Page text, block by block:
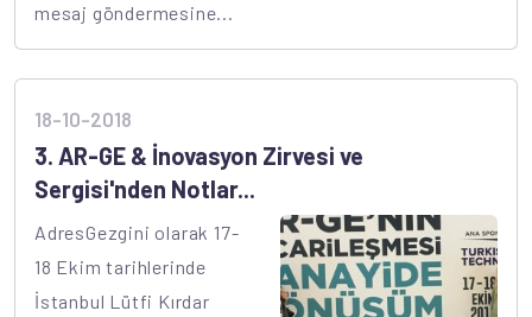
mesaj göndermesine...
18-10-2018
3. AR-GE & İnovasyon Zirvesi ve
Sergisi'nden Notlar...
AdresGezgini olarak 17-
18 Ekim tarihlerinde
İstanbul Lütfi Kırdar